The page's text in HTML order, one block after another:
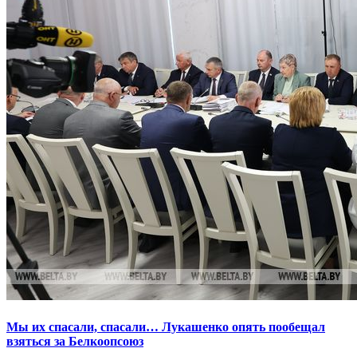
Мы их спасали, спасали… Лукашенко опять пообещал
взяться за Белкоопсоюз